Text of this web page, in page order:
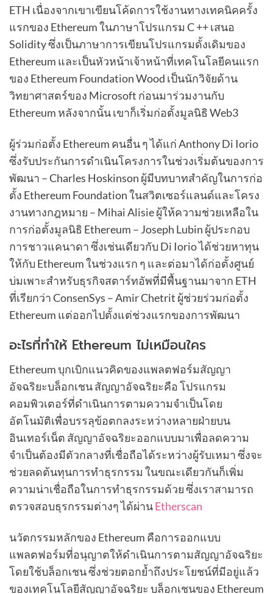
ETH เนื่องจากเขาเขียนโค้ดการใช้งานทางเทคนิคครั้ง
แรกของ Ethereum ในภาษาโปรแกรม C ++ เสนอ
Solidity ซึ่งเป็นภาษาการเขียนโปรแกรมดั้งเดิมของ
Ethereum และเป็นหัวหน้าเจ้าหน้าที่เทคโนโลยีคนแรก
ของ Ethereum Foundation Wood เป็นนักวิจัยด้าน
วิทยาศาสตร์ของ Microsoft ก่อนมาร่วมงานกับ
Ethereum หลังจากนั้น เขาก็เริ่มก่อตั้งมูลนิธิ Web3
ผู้ร่วมก่อตั้ง Ethereum คนอื่น ๆ ได้แก่ Anthony Di Iorio
ซึ่งรับประกันการดำเนินโครงการในช่วงเริ่มต้นของการ
พัฒนา – Charles Hoskinson ผู้มีบทบาทสำคัญในการก่อ
ตั้ง Ethereum Foundation ในสวิตเซอร์แลนด์และโครง
งานทางกฎหมาย – Mihai Alisie ผู้ให้ความช่วยเหลือใน
การก่อตั้งมูลนิธิ Ethereum – Joseph Lubin ผู้ประกอบ
การชาวแคนาดา ซึ่งเช่นเดียวกับ Di Iorio ได้ช่วยหาทุน
ให้กับ Ethereum ในช่วงแรก ๆ และต่อมาได้ก่อตั้งศูนย์
บ่มเพาะสำหรับธุรกิจสตาร์ทอัพที่มีพื้นฐานมาจาก ETH
ที่เรียกว่า ConsenSys – Amir Chetrit ผู้ช่วยร่วมก่อตั้ง
Ethereum แต่ออกไปตั้งแต่ช่วงแรกของการพัฒนา
อะไรที่ทำให้ Ethereum ไม่เหมือนใคร
Ethereum บุกเบิกแนวคิดของแพลตฟอร์มสัญญา
อัจฉริยะบล็อกเชน สัญญาอัจฉริยะคือ โปรแกรม
คอมพิวเตอร์ที่ดำเนินการตามความจำเป็นโดย
อัตโนมัติเพื่อบรรลุข้อตกลงระหว่างหลายฝ่ายบน
อินเทอร์เน็ต สัญญาอัจฉริยะออกแบบมาเพื่อลดความ
จำเป็นต้องมีตัวกลางที่เชื่อถือได้ระหว่างผู้รับเหมา ซึ่งจะ
ช่วยลดต้นทุนการทำธุรกรรม ในขณะเดียวกันก็เพิ่ม
ความน่าเชื่อถือในการทำธุรกรรมด้วย ซึ่งเราสามารถ
ตรวจสอบธุรกรรมต่างๆ ได้ผ่านEtherscan
นวัตกรรมหลักของ Ethereum คือการออกแบบ
แพลตฟอร์มที่อนุญาตให้ดำเนินการตามสัญญาอัจฉริยะ
โดยใช้บล็อกเชน ซึ่งช่วยตอกย้ำถึงประโยชน์ที่มีอยู่แล้ว
ของเทคโนโลยีสัญญาอัจฉริยะ บล็อกเชนของ Ethereum